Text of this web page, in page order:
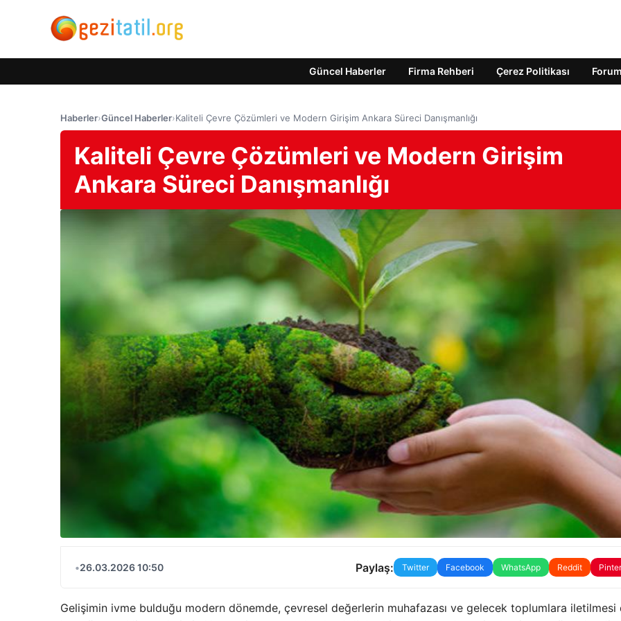
Güncel Haberler Firma Rehberi Çerez Politikası Forum
Haberler›Güncel Haberler›Kaliteli Çevre Çözümleri ve Modern Girişim Ankara Süreci Danışmanlığı
Kaliteli Çevre Çözümleri ve Modern Girişim
Ankara Süreci Danışmanlığı
•26.03.2026 10:50 Paylaş: Twitter Facebook WhatsApp Reddit
Gelişimin ivme bulduğu modern dönemde, çevresel değerlerin muhafazası ve gelecek toplumlara iletilmesi